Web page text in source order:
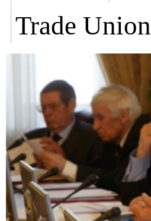
Trade Union